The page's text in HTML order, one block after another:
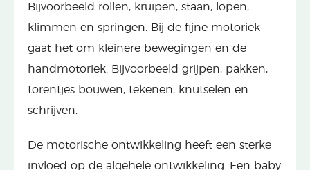
Bijvoorbeeld rollen, kruipen, staan, lopen,
klimmen en springen. Bij de fijne motoriek
gaat het om kleinere bewegingen en de
handmotoriek. Bijvoorbeeld grijpen, pakken,
torentjes bouwen, tekenen, knutselen en
schrijven.
De motorische ontwikkeling heeft een sterke
invloed op de algehele ontwikkeling. Een baby